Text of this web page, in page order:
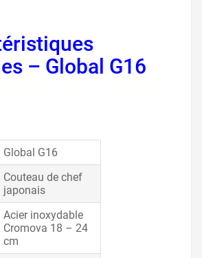
– Global G16
Global G16
Couteau de chef
japonais
Acier inoxydable
Cromova 18 – 24
cm